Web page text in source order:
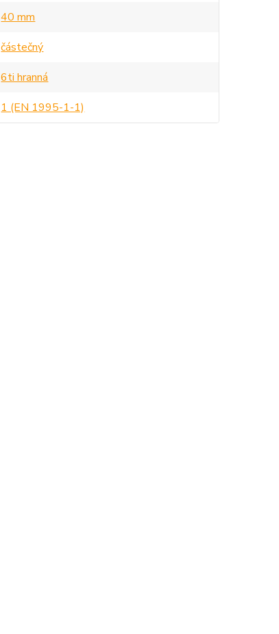
40 mm
částečný
6ti hranná
1 (EN 1995-1-1)